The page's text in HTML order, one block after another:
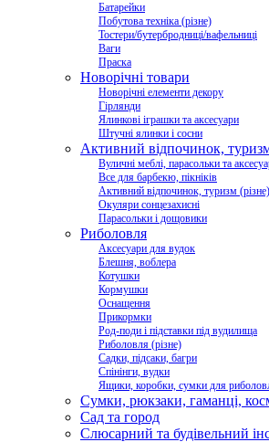
Батарейки
Побутова техніка (різне)
Тостери/бутербродниці/вафельниці
Ваги
Праска
Новорічні товари
Новорічні елементи декору
Гірлянди
Ялинкові іграшки та аксесуари
Штучні ялинки і сосни
Активний відпочинок,
Вуличні меблі, парасольки та
Все для барбекю, пікніків
Активний відпочинок, туризм (різне)
Окуляри сонцезахисні
Парасольки і дощовики
Риболовля
Аксесуари для вудок
Блешня, воблера
Котушки
Кормушки
Оснащення
Прикормки
Род-поди і підставки під вудилища
Риболовля (різне)
Садки, підсаки, багри
Спінінги, вудки
Ящики, коробки, сумки для
Сумки, рюкзаки, гаманці,
Сад та город
Слюсарний та будівельний